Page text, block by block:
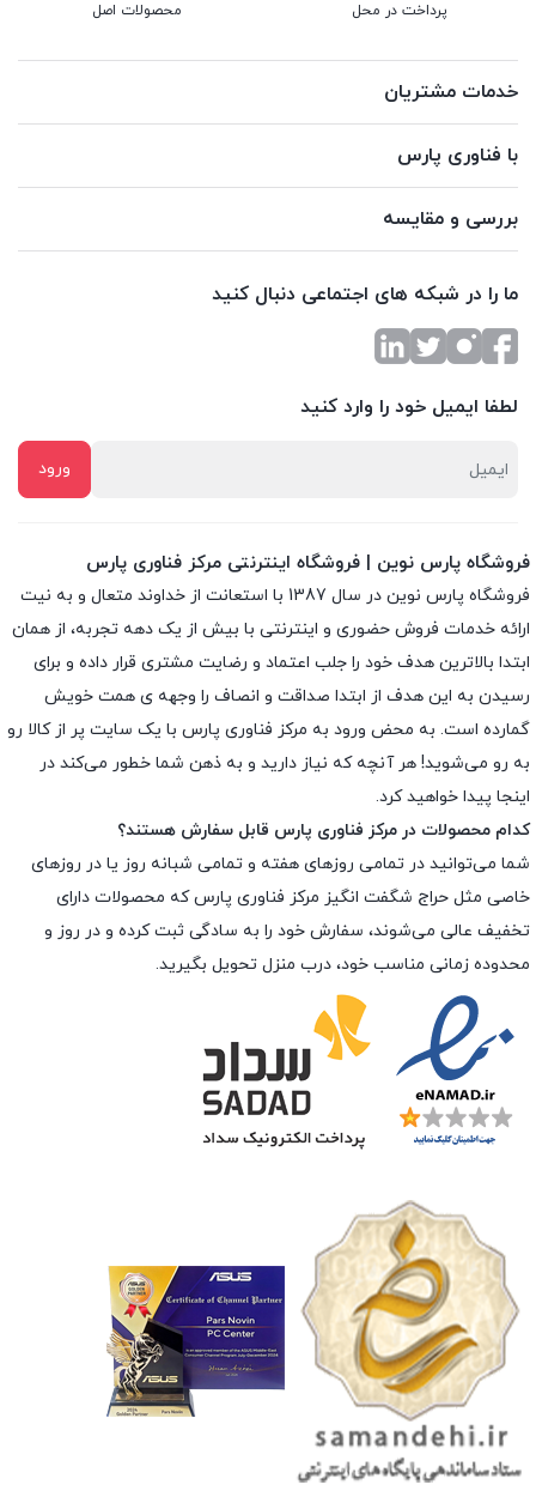
پرداخت در محل محصولات اصل
خدمات مشتریان
با فناوری پارس
بررسی و مقایسه
ما را در شبکه های اجتماعی دنبال کنید
لطفا ایمیل خود را وارد کنید
فروشگاه پارس نوین | فروشگاه اینترنتی مرکز فناوری پارس
فروشگاه پارس نوین در سال 1387 با استعانت از خداوند متعال و به نیت
ارائه خدمات فروش حضوری و اینترنتی با بیش از یک دهه تجربه، از همان
ابتدا بالاترین هدف خود را جلب اعتماد و رضایت مشتری قرار داده و براى
رسیدن به این هدف از ابتدا صداقت و انصاف را وجهه ى همت خویش
گمارده است. به محض ورود به مرکز فناوری پارس با یک سایت پر از کالا رو
به رو می‌شوید! هر آنچه که نیاز دارید و به ذهن شما خطور می‌کند در
اینجا پیدا خواهید کرد.
کدام محصولات در مرکز فناوری پارس قابل سفارش هستند؟
شما می‌توانید در تمامی روزهای هفته و تمامی شبانه روز یا در روزهای
خاصی مثل حراج شگفت انگیز مرکز فناوری پارس که محصولات دارای
تخفیف عالی می‌شوند، سفارش خود را به سادگی ثبت کرده و در روز و
محدوده زمانی مناسب خود، درب منزل تحویل بگیرید.